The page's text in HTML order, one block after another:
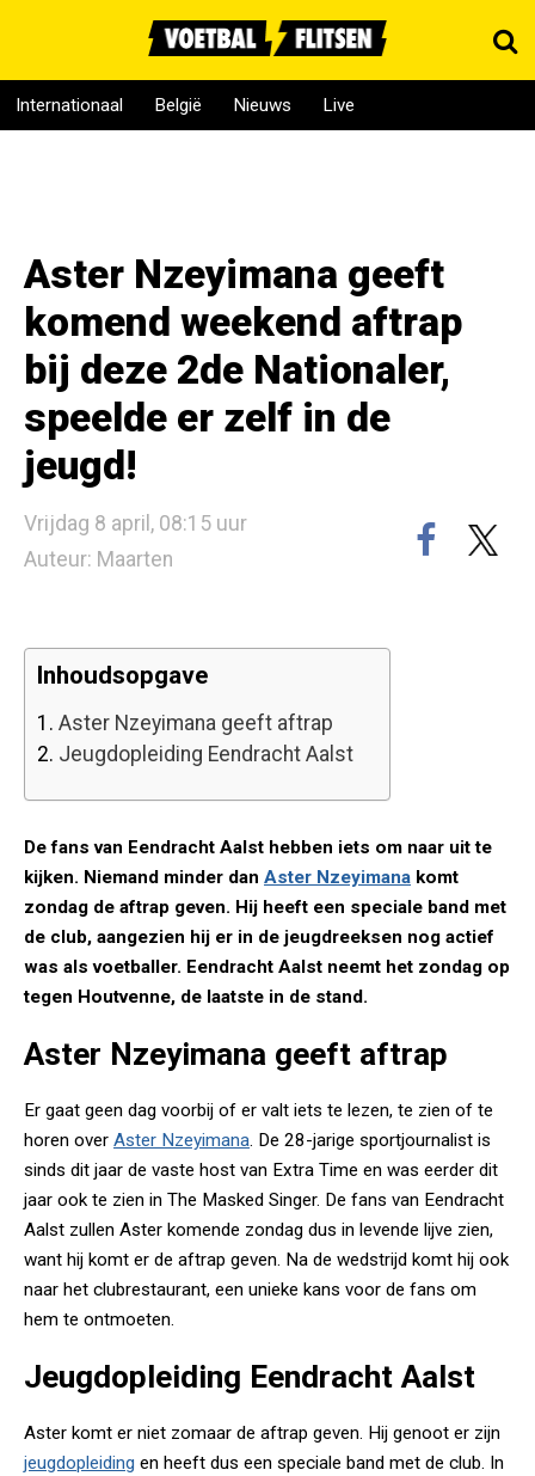
Internationaal België Nieuws Live
Aster Nzeyimana geeft
komend weekend aftrap
bij deze 2de Nationaler,
speelde er zelf in de
jeugd!
Vrijdag 8 april, 08:15 uur
Auteur: Maarten
Inhoudsopgave
1. Aster Nzeyimana geeft aftrap
2. Jeugdopleiding Eendracht Aalst
De fans van Eendracht Aalst hebben iets om naar uit te
kijken. Niemand minder dan Aster Nzeyimana komt
zondag de aftrap geven. Hij heeft een speciale band met
de club, aangezien hij er in de jeugdreeksen nog actief
was als voetballer. Eendracht Aalst neemt het zondag op
tegen Houtvenne, de laatste in de stand.
Aster Nzeyimana geeft aftrap
Er gaat geen dag voorbij of er valt iets te lezen, te zien of te
horen over Aster Nzeyimana. De 28-jarige sportjournalist is
sinds dit jaar de vaste host van Extra Time en was eerder dit
jaar ook te zien in The Masked Singer. De fans van Eendracht
Aalst zullen Aster komende zondag dus in levende lijve zien,
want hij komt er de aftrap geven. Na de wedstrijd komt hij ook
naar het clubrestaurant, een unieke kans voor de fans om
hem te ontmoeten.
Jeugdopleiding Eendracht Aalst
Aster komt er niet zomaar de aftrap geven. Hij genoot er zijn
jeugdopleiding en heeft dus een speciale band met de club. In